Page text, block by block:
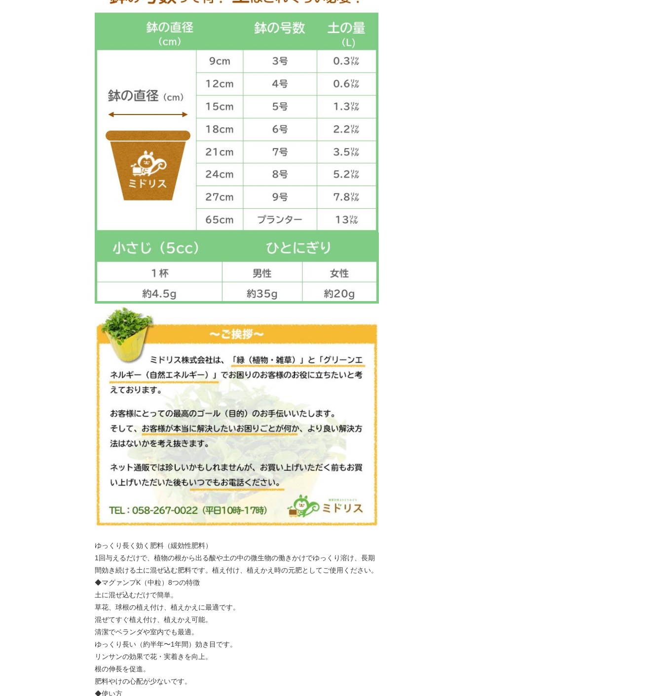
ゆっくり長く効く肥料（緩効性肥料）
1回与えるだけで、植物の根から出る酸や土の中の微生物の働きかけでゆっくり溶け、長期
間効き続ける土に混ぜ込む肥料です。植え付け、植えかえ時の元肥としてご使用ください。
◆マグァンプK（中粒）8つの特徴
土に混ぜ込むだけで簡単。
草花、球根の植え付け、植えかえに最適です。
混ぜてすぐ植え付け、植えかえ可能。
清潔でベランダや室内でも最適。
ゆっくり長い（約半年〜1年間）効き目です。
リンサンの効果で花・実着きを向上。
根の伸長を促進。
肥料やけの心配が少ないです。
◆使い方